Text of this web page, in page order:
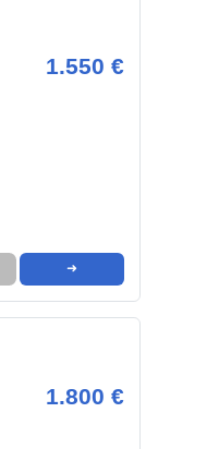
1.550 €
➜
1.800 €